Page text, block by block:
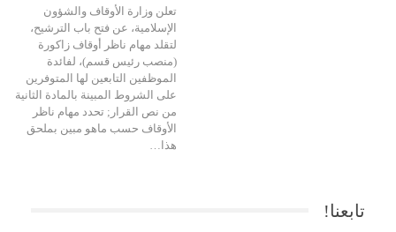
تعلن وزارة الأوقاف والشؤون
الإسلامية، عن فتح باب الترشيح،
لتقلد مهام ناظر أوقاف زاكورة
(منصب رئيس قسم)، لفائدة
الموظفين التابعين لها المتوفرين
على الشروط المبينة بالمادة الثانية
من نص القرار; تحدد مهام ناظر
الأوقاف حسب ماهو مبين بملحق
هذا…
تابعنا!